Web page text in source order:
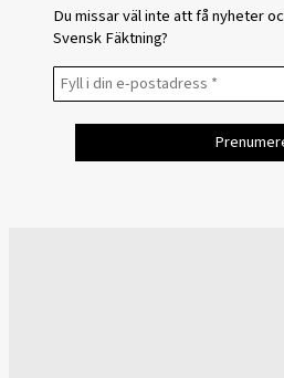
Du missar väl inte att få nyheter
Svensk Fäktning?